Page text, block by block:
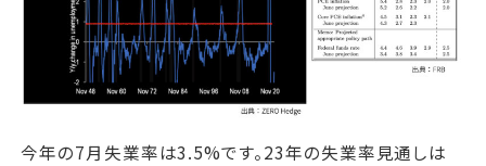
今年の7月失業率は3.5%です。23年の失業率見通しは